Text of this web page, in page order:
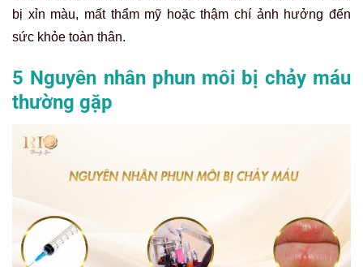
bị xỉn màu, mất thẩm mỹ hoặc thậm chí ảnh hưởng đến
sức khỏe toàn thân.
5 Nguyên nhân phun môi bị chảy máu
thường gặp